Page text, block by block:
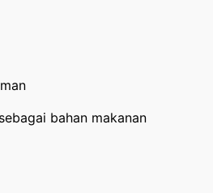
bahan makanan